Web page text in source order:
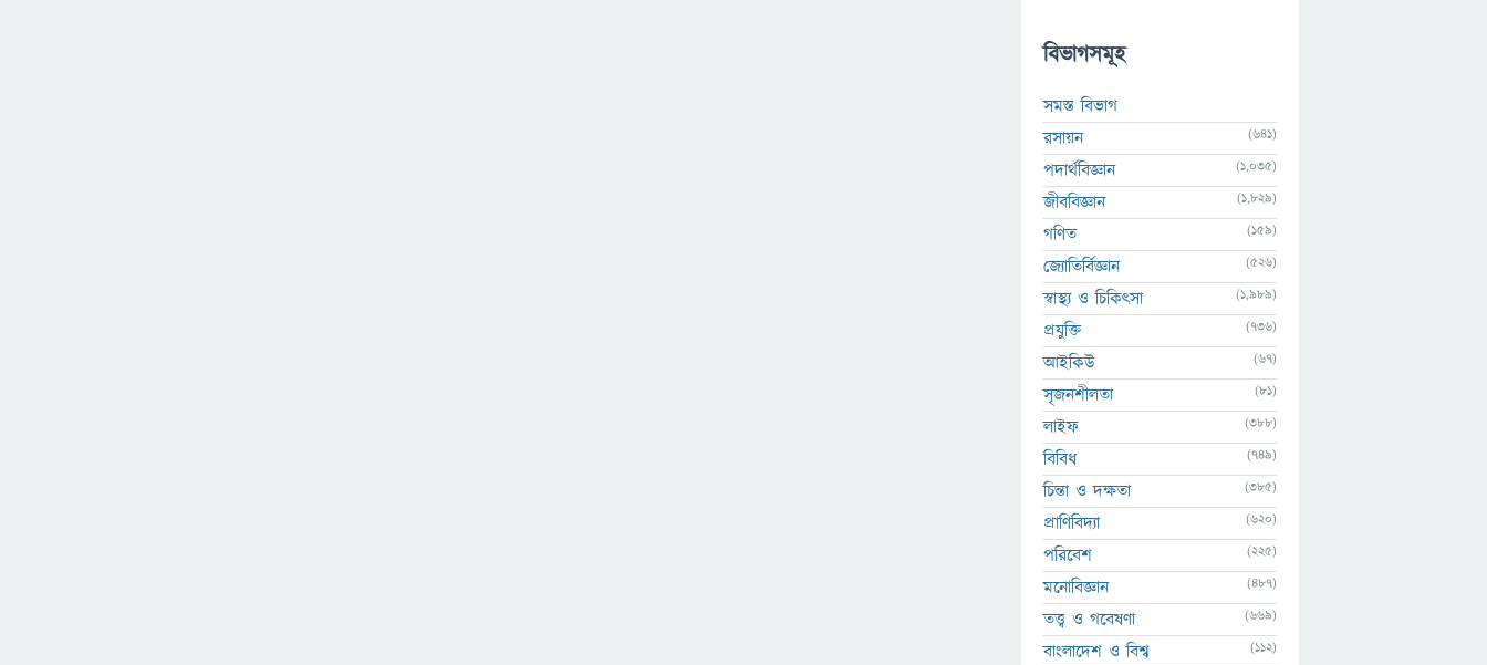
বিভাগসমূহ
সমস্ত বিভাগ
রসায়ন
(641)
পদার্থবিজ্ঞান (1,035)
জীববিজ্ঞান (1,829)
গণিত (159)
জ্যোতির্বিজ্ঞান (526)
স্বাস্থ্য ও চিকিৎসা (1,989)
প্রযুক্তি (736)
আইকিউ (67)
সৃজনশীলতা (81)
লাইফ (388)
বিবিধ (749)
চিন্তা ও দক্ষতা (385)
প্রাণিবিদ্যা (620)
পরিবেশ (225)
মনোবিজ্ঞান (487)
তত্ত্ব ও গবেষণা (669)
বাংলাদেশ ও বিশ্ব (112)